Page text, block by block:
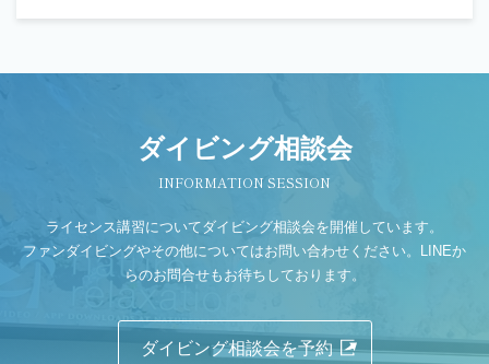
ダイビング相談会
INFORMATION SESSION
ライセンス講習についてダイビング相談会を開催しています。
ファンダイビングやその他についてはお問い合わせください。LINEか
らのお問合せもお待ちしております。
ダイビング相談会を予約